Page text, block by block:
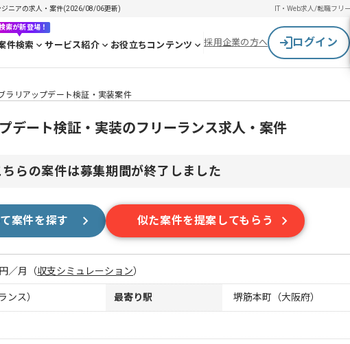
ジニアの求人・案件(2026/08/06更新) IT・Web求人/転職フリ
索が新登場！
件検索 サービス紹介 お役立ちコンテンツ 採用企業の方へ ログイン
ラリアップデート検証・実装案件
デート検証・実装のフリーランス求人・案件
ちらの案件は募集期間が終了しました
案件を探す 似た案件を提案してもらう
円／月 （収支シミュレーション）
ンス） 最寄り駅 堺筋本町（大阪府）